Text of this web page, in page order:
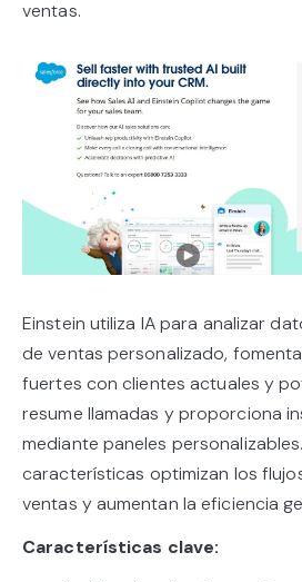
ventas.
Einstein utiliza IA para analizar
de ventas personalizado,
fuertes con clientes actuales y
resume llamadas y proporciona
mediante paneles
características optimizan los
ventas y aumentan la eficiencia
Características clave: